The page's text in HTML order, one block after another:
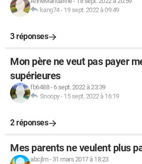
kang74- 19 sept. 2022 à 09:49
3 réponses
Mon père ne veut pas payer
supérieures
fb6488- 6 sept. 2022 à 23:39
Snoopy- 15 sept. 2022 à 16:19
2 réponses
Mes parents ne veulent plus
abcjlm- 31 mars 2017 à 18:23